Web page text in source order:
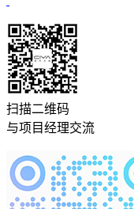
扫描二维码
与项目经理交流